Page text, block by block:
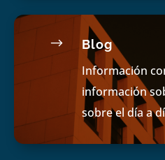
$ Blog
Información
información
sobre el día a